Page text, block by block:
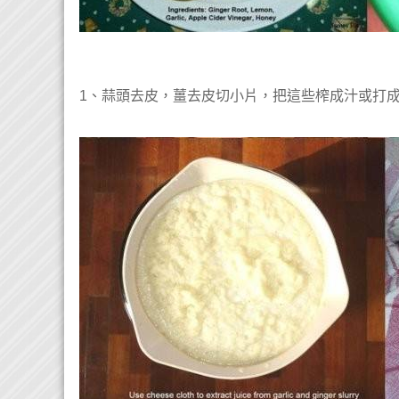
1、蒜頭去皮，薑去皮切小片，把這些榨成汁或打